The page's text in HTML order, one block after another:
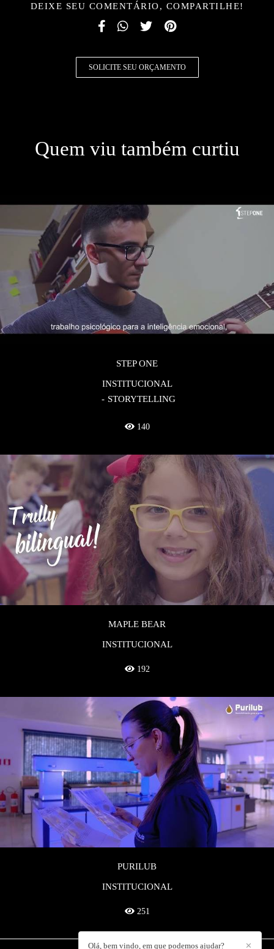
DEIXE SEU COMENTÁRIO, COMPARTILHE!
SOLICITE SEU ORÇAMENTO
Quem viu também curtiu
STEP ONE
INSTITUCIONAL
STORYTELLING
140
MAPLE BEAR
INSTITUCIONAL
192
PURILUB
INSTITUCIONAL
251
✕
Olá, bem vindo, em que podemos ajudar?